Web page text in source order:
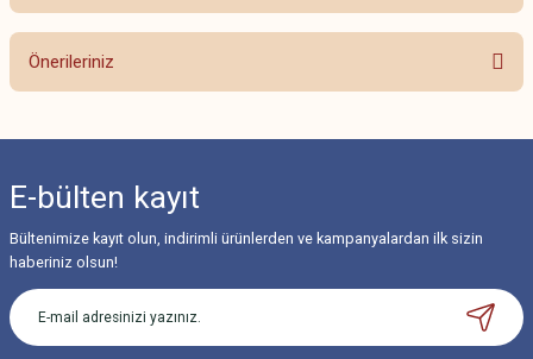
Bu ürüne ilk yorumu siz yapın!
Önerileriniz
Görüş ve önerileriniz için teşekkür ederiz.
Ürün resmi kalitesiz, bozuk veya görüntülenemiyor.
Ürün açıklamasında eksik bilgiler bulunuyor.
Ürün bilgilerinde hatalar bulunuyor.
E-bülten kayıt
Bültenimize kayıt olun, indirimli ürünlerden ve kampanyalardan ilk sizin
haberiniz olsun!